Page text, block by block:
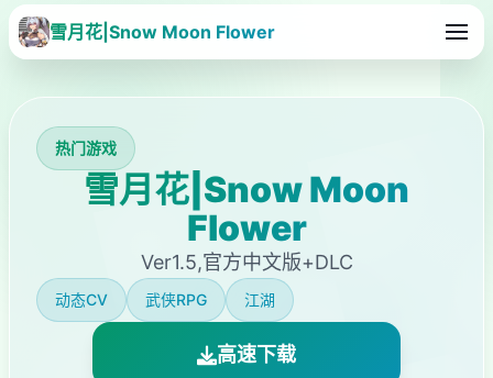
雪月花|Snow Moon Flower
热门游戏
雪月花|Snow Moon
Flower
Ver1.5,官方中文版+DLC
动态CV 武侠RPG 江湖
高速下载